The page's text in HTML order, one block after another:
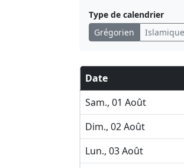
Type de calendrier
Grégorien
Date
Sam., 01 Août
Dim., 02 Août
Lun., 03 Août